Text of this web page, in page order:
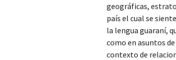
geográficas,
país el cual se
la lengua guaraní,
como en asuntos
contexto de